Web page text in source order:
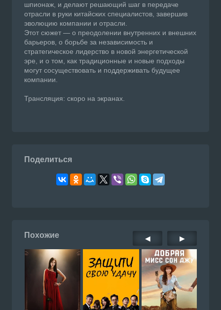
шпионаж, и делают решающий шаг в передаче
отрасли в руки китайских специалистов, завершив
эволюцию компании и отрасли.
Этот сюжет — о преодолении внутренних и внешних
барьеров, о борьбе за независимость и
стратегическое лидерство в новой энергетической
эре, и о том, как традиционные и новые подходы
могут сосуществовать и поддерживать будущее
компании.
Трансляция: скоро на экранах.
Поделиться
Похожие ◀ ▶